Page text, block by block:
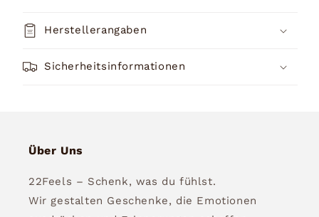
Herstellerangaben
Sicherheitsinformationen
Über Uns
22Feels – Schenk, was du fühlst.
Wir gestalten Geschenke, die Emotionen